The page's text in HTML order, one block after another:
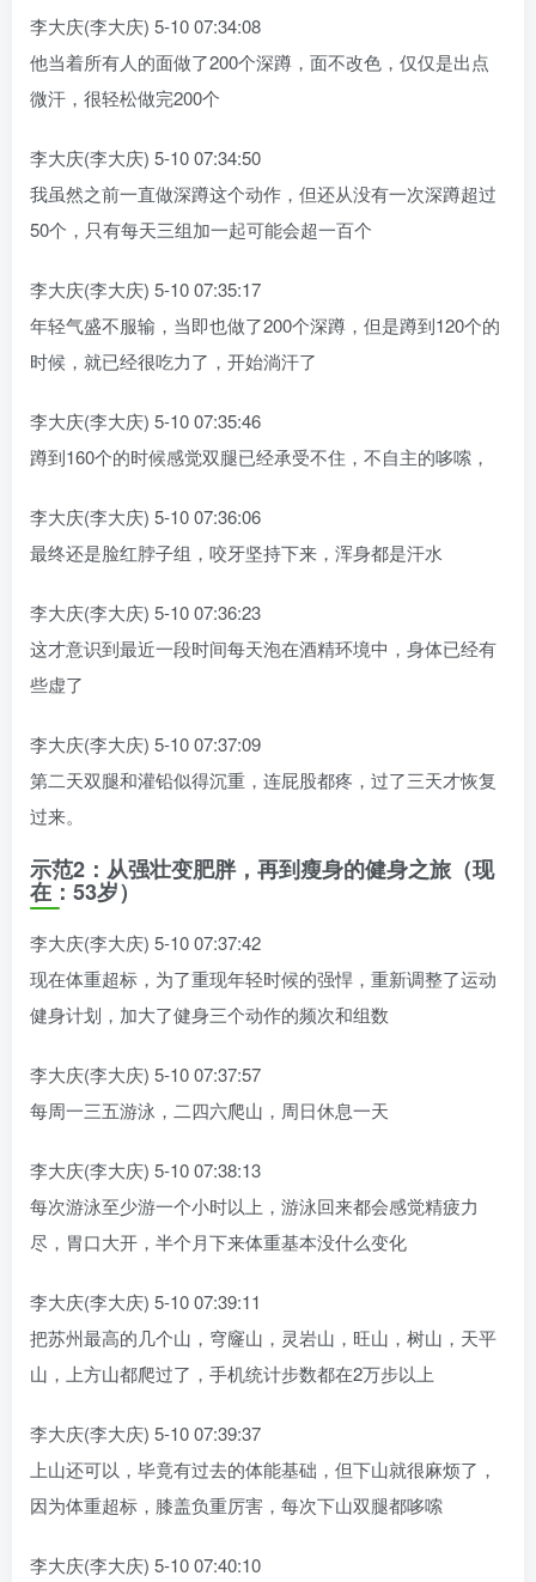
李大庆(李大庆) 5-10 07:34:08
他当着所有人的面做了200个深蹲，面不改色，仅仅是出点
微汗，很轻松做完200个
李大庆(李大庆) 5-10 07:34:50
我虽然之前一直做深蹲这个动作，但还从没有一次深蹲超过
50个，只有每天三组加一起可能会超一百个
李大庆(李大庆) 5-10 07:35:17
年轻气盛不服输，当即也做了200个深蹲，但是蹲到120个的
时候，就已经很吃力了，开始淌汗了
李大庆(李大庆) 5-10 07:35:46
蹲到160个的时候感觉双腿已经承受不住，不自主的哆嗦，
李大庆(李大庆) 5-10 07:36:06
最终还是脸红脖子组，咬牙坚持下来，浑身都是汗水
李大庆(李大庆) 5-10 07:36:23
这才意识到最近一段时间每天泡在酒精环境中，身体已经有
些虚了
李大庆(李大庆) 5-10 07:37:09
第二天双腿和灌铅似得沉重，连屁股都疼，过了三天才恢复
过来。
示范2：从强壮变肥胖，再到瘦身的健身之旅（现
在：53岁）
李大庆(李大庆) 5-10 07:37:42
现在体重超标，为了重现年轻时候的强悍，重新调整了运动
健身计划，加大了健身三个动作的频次和组数
李大庆(李大庆) 5-10 07:37:57
每周一三五游泳，二四六爬山，周日休息一天
李大庆(李大庆) 5-10 07:38:13
每次游泳至少游一个小时以上，游泳回来都会感觉精疲力
尽，胃口大开，半个月下来体重基本没什么变化
李大庆(李大庆) 5-10 07:39:11
把苏州最高的几个山，穹窿山，灵岩山，旺山，树山，天平
山，上方山都爬过了，手机统计步数都在2万步以上
李大庆(李大庆) 5-10 07:39:37
上山还可以，毕竟有过去的体能基础，但下山就很麻烦了，
因为体重超标，膝盖负重厉害，每次下山双腿都哆嗦
李大庆(李大庆) 5-10 07:40:10